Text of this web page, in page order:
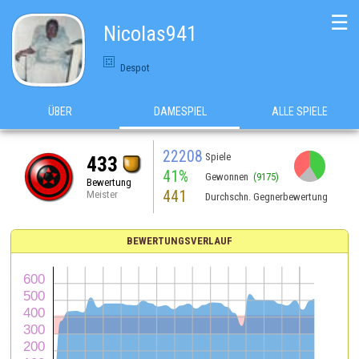
Nicolas941
Despot
☰
ÜBER DAMESPIEL ALLE SPIELE
433
Bewertung
Meister
22208 Spiele
41% Gewonnen (9175)
441 Durchschn. Gegnerbewertung
BEWERTUNGSVERLAUF